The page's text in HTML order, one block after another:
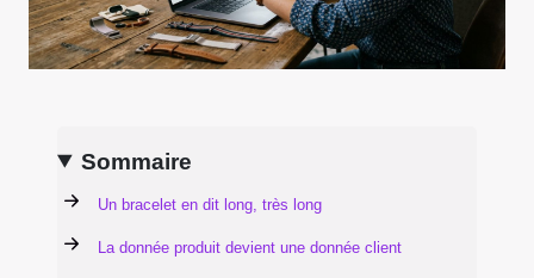
Sommaire
Un bracelet en dit long, très long
La donnée produit devient une donnée client